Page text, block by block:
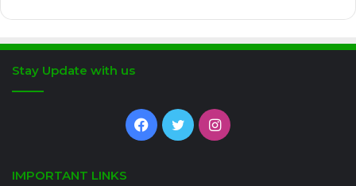
Stay Update with us
Facebook
TwitterInstagram
IMPORTANT LINKS